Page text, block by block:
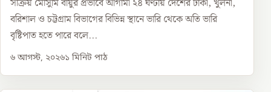
সক্রিয় মৌসুমি বায়ুর প্রভাবে আগামী ২৪ ঘণ্টায় দেশের ঢাকা, খুলনা,
বরিশাল ও চট্টগ্রাম বিভাগের বিভিন্ন স্থানে ভারি থেকে অতি ভারি
বৃষ্টিপাত হতে পারে বলে...
৬ আগস্ট, ২০২৬১ মিনিট পাঠ